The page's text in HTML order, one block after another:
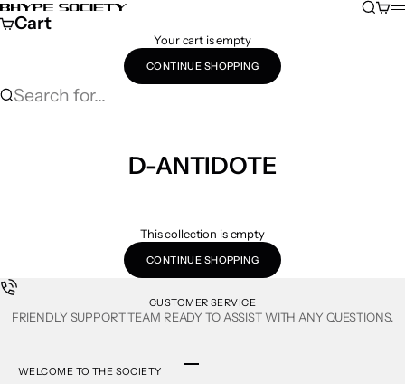
Skip to content
Bhype Society Global Store Search
Cart
Cart
Your cart is empty
CONTINUE SHOPPING
Search for...
D-ANTIDOTE
This collection is empty
CONTINUE SHOPPING
CUSTOMER SERVICE
FRIENDLY SUPPORT TEAM READY TO ASSIST WITH ANY QUESTIONS.
WELCOME TO THE SOCIETY